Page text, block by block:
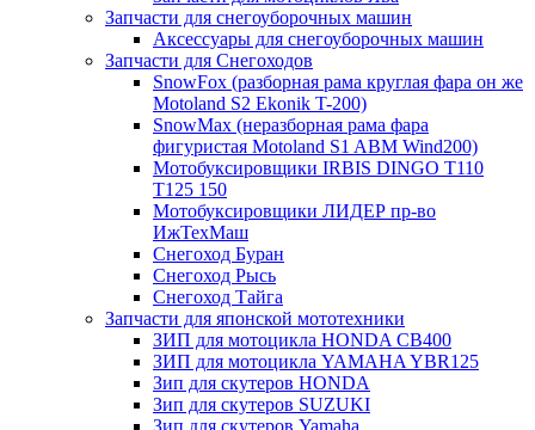
Запчасти для снегоуборочных машин
Аксессуары для снегоуборочных машин
Запчасти для Снегоходов
SnowFox (разборная рама круглая фара он же
Motoland S2 Ekonik T-200)
SnowMax (неразборная рама фара
фигуристая Motoland S1 ABM Wind200)
Мотобуксировщики IRBIS DINGO Т110
Т125 150
Мотобуксировщики ЛИДЕР пр-во
ИжТехМаш
Снегоход Буран
Снегоход Рысь
Снегоход Тайга
Запчасти для японской мототехники
ЗИП для мотоцикла HONDA CB400
ЗИП для мотоцикла YAMAHA YBR125
Зип для скутеров HONDA
Зип для скутеров SUZUKI
Зип для скутеров Yamaha